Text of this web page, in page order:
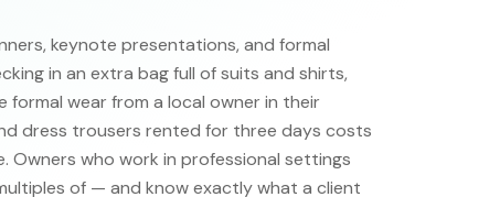
keynote presentations, and formal
in an extra bag full of suits and shirts,
formal wear from a local owner in their
dress trousers rented for three days costs
Owners who work in professional settings
of — and know exactly what a client